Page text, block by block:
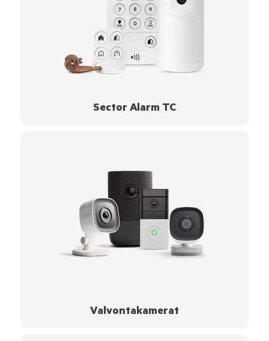
Sector Alarm TC
Valvontakamerat